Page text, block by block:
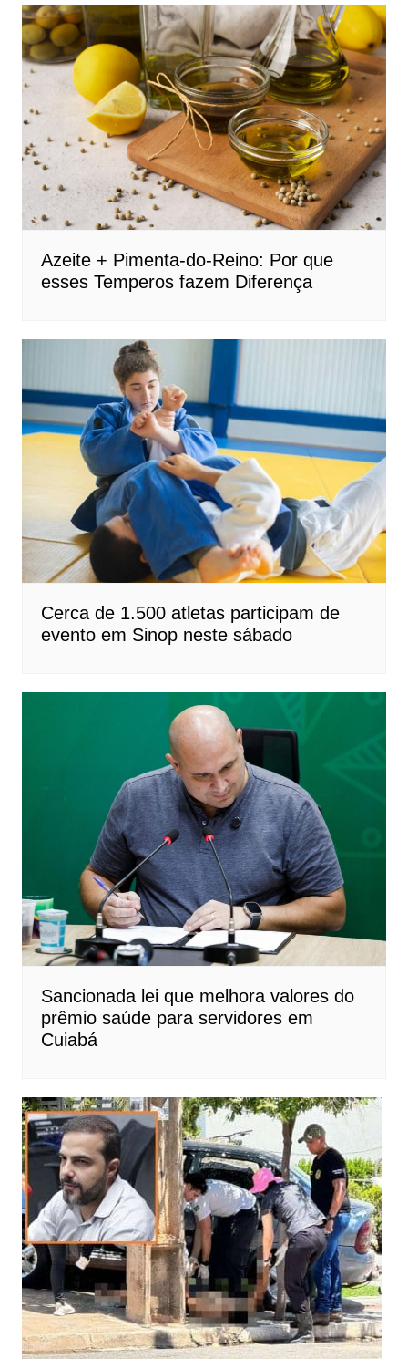
Azeite + Pimenta-do-Reino: Por que
esses Temperos fazem Diferença
Cerca de 1.500 atletas participam de
evento em Sinop neste sábado
Sancionada lei que melhora valores do
prêmio saúde para servidores em
Cuiabá